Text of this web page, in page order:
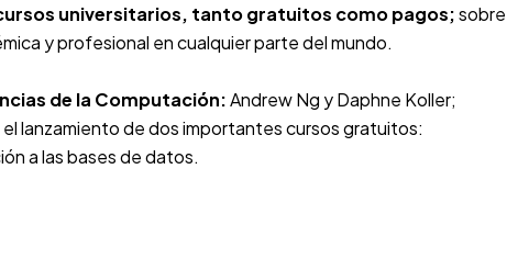
universitarios, tanto gratuitos como pagos;sobre
y profesional en cualquier parte del mundo.
de la Computación:Andrew Ng y Daphne Koller;
lanzamiento de dos importantes cursos gratuitos:
a las bases de datos.